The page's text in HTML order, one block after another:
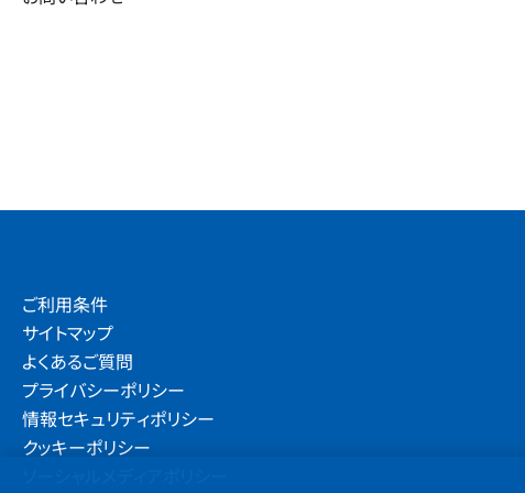
ご利用条件
サイトマップ
よくあるご質問
プライバシーポリシー
情報セキュリティポリシー
クッキーポリシー